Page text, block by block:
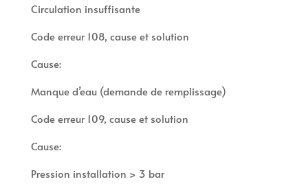
Circulation insuffisante
Code erreur 108, cause et solution
Cause:
Manque d’eau (demande de remplissage)
Code erreur 109, cause et solution
Cause:
Pression installation > 3 bar